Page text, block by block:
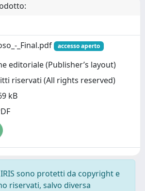
_Final.pdf
accesso aperto
editoriale (Publisher’s layout)
riservati (All rights reserved)
kB
sono protetti da copyright e
riservati, salvo diversa